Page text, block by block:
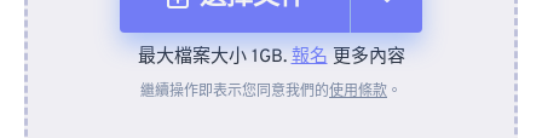
來自裝置
最大檔案大小 1GB.報名更多內容
繼續操作即表示您同意我們的使用條款 。